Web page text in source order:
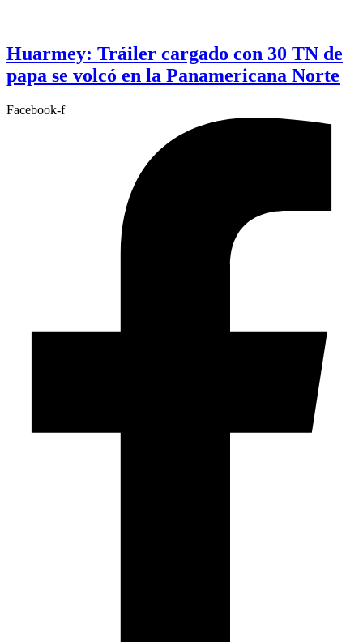
Huarmey: Tráiler cargado con 30 TN de
papa se volcó en la Panamericana Norte
Facebook-f